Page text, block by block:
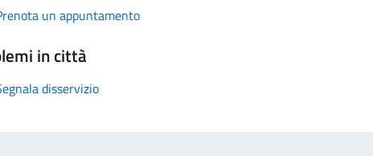
un appuntamento
in città
disservizio